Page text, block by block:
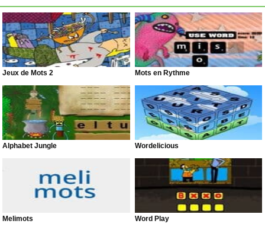
Jeux de Mots 2 Mots en Rythme
Alphabet Jungle Wordelicious
Melimots Word Play